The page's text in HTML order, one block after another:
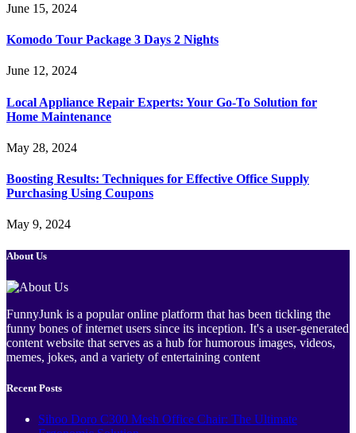
June 15, 2024
Komodo Tour Package 3 Days 2 Nights
June 12, 2024
Local Appliance Repair Experts: Your Go-To Solution for
Home Maintenance
May 28, 2024
Boosting Results: Techniques for Effective Office Supply
Purchasing Using Coupons
May 9, 2024
About Us
FunnyJunk is a popular online platform that has been tickling the
funny bones of internet users since its inception. It's a user-generated
content website that serves as a hub for humorous images, videos,
memes, jokes, and a variety of entertaining content
Recent Posts
Sihoo Doro C300 Mesh Office Chair: The Ultimate